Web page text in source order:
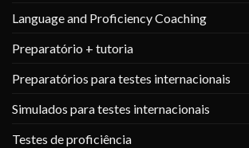
Language and Proficiency Coaching
Preparatório + tutoria
Preparatórios para testes internacionais
Simulados para testes internacionais
Testes de proficiência